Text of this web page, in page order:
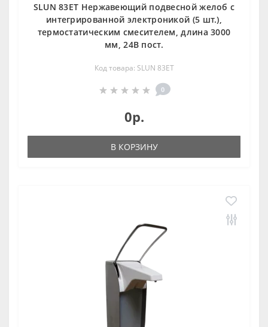
SLUN 83ET Нержавеющий подвесной желоб с
интегрированной электроникой (5 шт.),
термостатическим смесителем, длина 3000
мм, 24В пост.
Код товара: SLUN 83ET
0
0р.
В КОРЗИНУ